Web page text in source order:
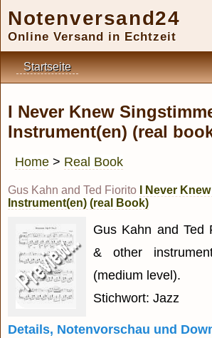
Notenversand24
Online Versand in Echtzeit
Startseite
I Never Knew
Instrument(en) (real
Home > Real Book
Gus Kahn and Ted Fiorito
I Never
Instrument(en) (real Book)
Gus Kahn and Ted
& other
(medium level).
Stichwort: Jazz
Details, Notenvorschau und